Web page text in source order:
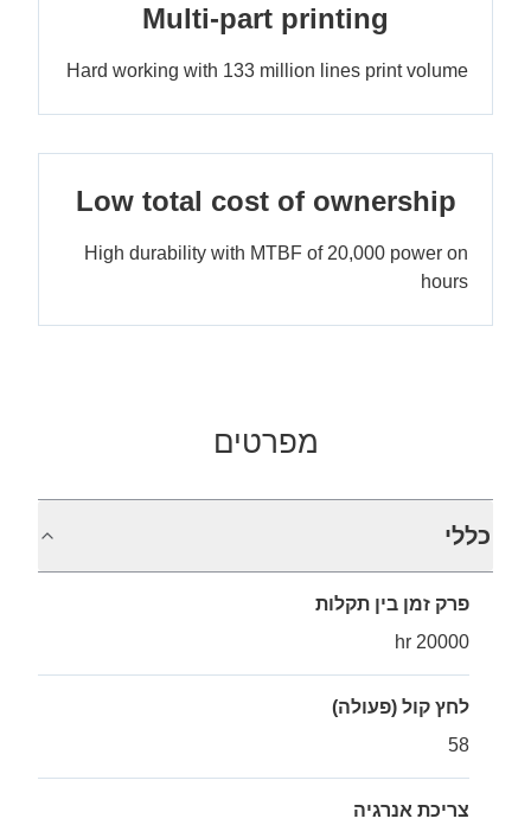
Multi-part printing
Hard working with 133 million lines print volume
Low total cost of ownership
High durability with MTBF of 20,000 power on
hours
מפרטים
כללי
פרק זמן בין תקלות
20000 hr
לחץ קול (פעולה)
58
צריכת אנרגיה